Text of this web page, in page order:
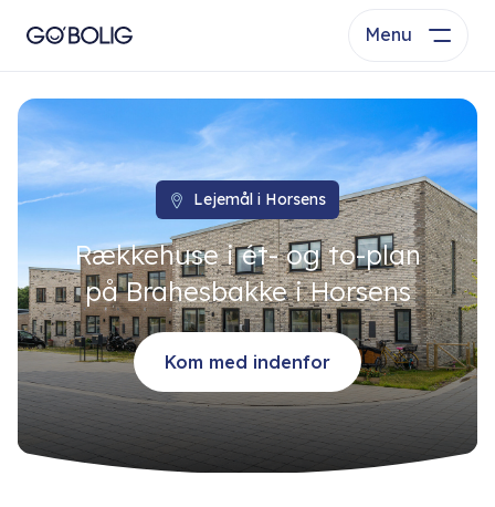
Menu
Lejemål i Horsens
Rækkehuse i ét- og to-plan
på Brahesbakke i Horsens
Kom med indenfor